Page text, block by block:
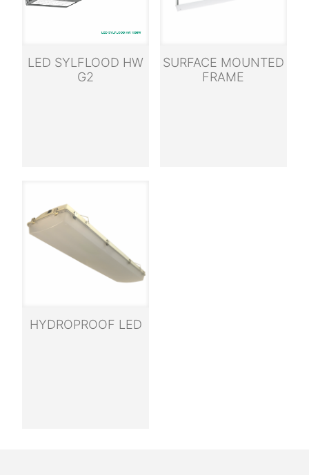
LED SYLFLOOD HW
G2
SURFACE MOUNTED
FRAME
HYDROPROOF LED